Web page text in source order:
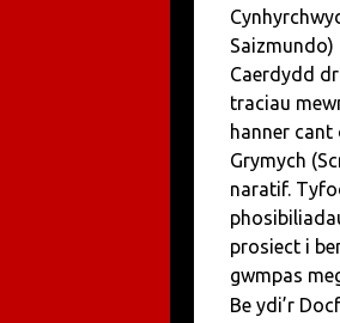
Saizmundo)
Caerdydd
traciau
hanner
Grymych
naratif.
prosiect i
gwmpas
Be ydi’r